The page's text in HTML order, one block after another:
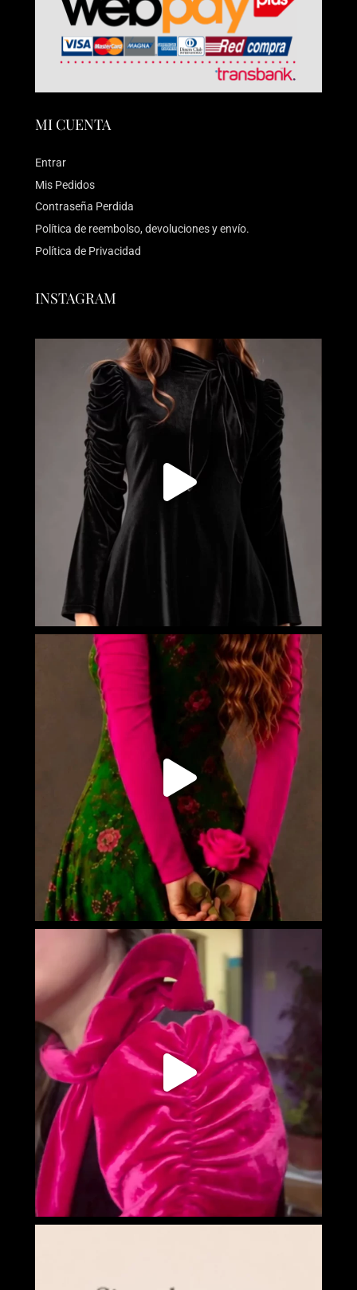
MI CUENTA
Entrar
Mis Pedidos
Contraseña Perdida
Política de reembolso, devoluciones y envío.
Política de Privacidad
INSTAGRAM